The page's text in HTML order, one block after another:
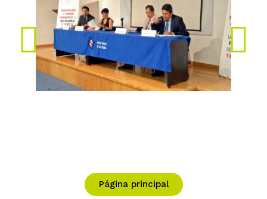
Página principal